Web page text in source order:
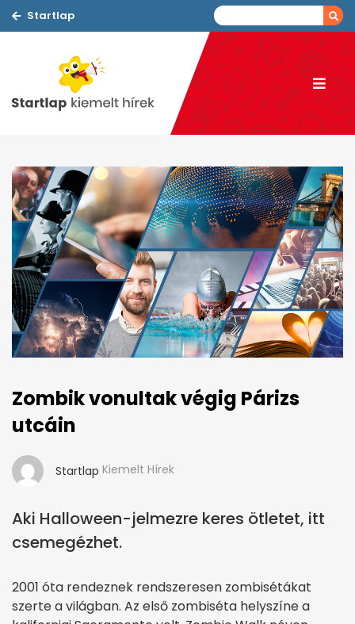
Startlap
Zombik vonultak végig Párizs
utcáin
Startlap Kiemelt Hírek
Aki Halloween-jelmezre keres ötletet, itt
csemegézhet.
2001 óta rendeznek rendszeresen zombisétákat
szerte a világban. Az első zombiséta helyszíne a